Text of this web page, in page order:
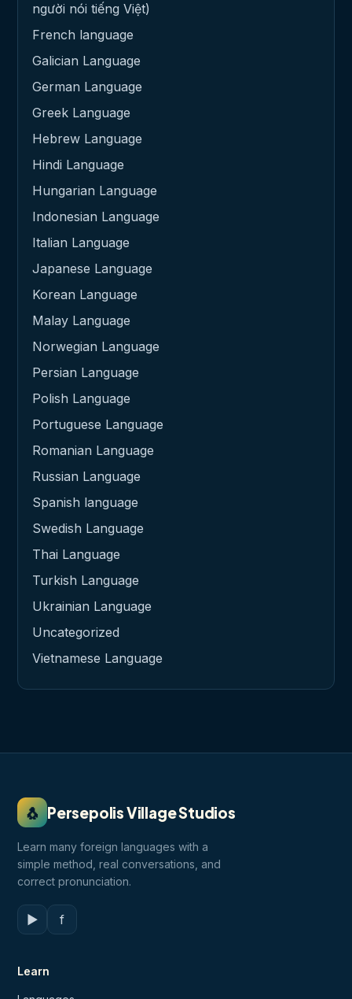
người nói tiếng Việt)
French language
Galician Language
German Language
Greek Language
Hebrew Language
Hindi Language
Hungarian Language
Indonesian Language
Italian Language
Japanese Language
Korean Language
Malay Language
Norwegian Language
Persian Language
Polish Language
Portuguese Language
Romanian Language
Russian Language
Spanish language
Swedish Language
Thai Language
Turkish Language
Ukrainian Language
Uncategorized
Vietnamese Language
🐧 Persepolis Village Studios
Learn many foreign languages with a
simple method, real conversations, and
correct pronunciation.
▶ f
Learn